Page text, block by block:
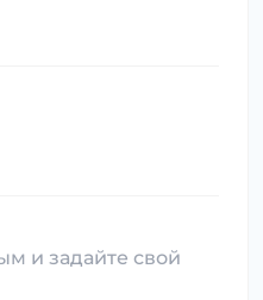
и задайте свой